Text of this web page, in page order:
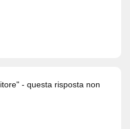
- questa risposta non